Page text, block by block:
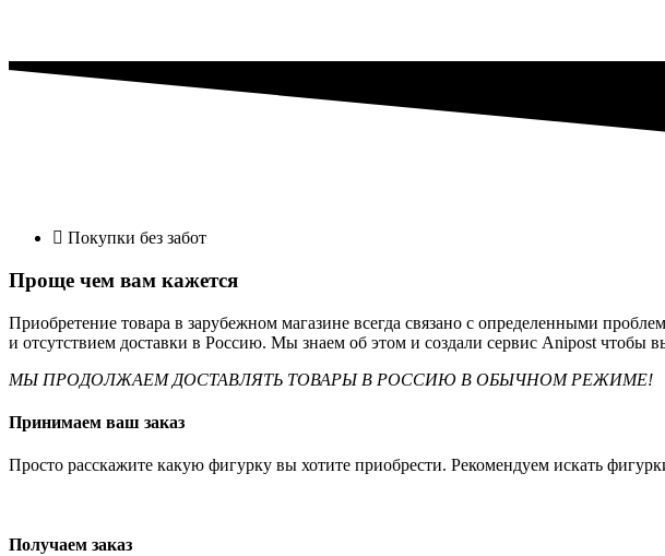
Покупки без забот
Проще чем вам кажется
Приобретение товара в зарубежном магазине всегда связано с определенными
и отсутствием доставки в Россию. Мы знаем об этом и создали сервис Anipost чтобы
МЫ ПРОДОЛЖАЕМ ДОСТАВЛЯТЬ ТОВАРЫ В РОССИЮ В ОБЫЧНОМ РЕЖИМЕ!
Принимаем ваш заказ
Просто расскажите какую фигурку вы хотите приобрести. Рекомендуем искать
Получаем заказ